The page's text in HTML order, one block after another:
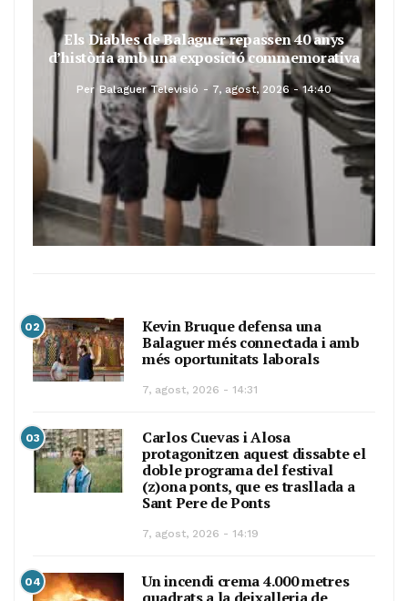
Els Diables de Balaguer repassen 40 anys
d’història amb una exposició commemorativa
Per Balaguer Televisió 7, agost, 2026 - 14:40
02
Kevin Bruque defensa una
Balaguer més connectada i amb
més oportunitats laborals
7, agost, 2026 - 14:31
03
Carlos Cuevas i Alosa
protagonitzen aquest dissabte el
doble programa del festival
(z)ona ponts, que es trasllada a
Sant Pere de Ponts
7, agost, 2026 - 14:19
04
Un incendi crema 4.000 metres